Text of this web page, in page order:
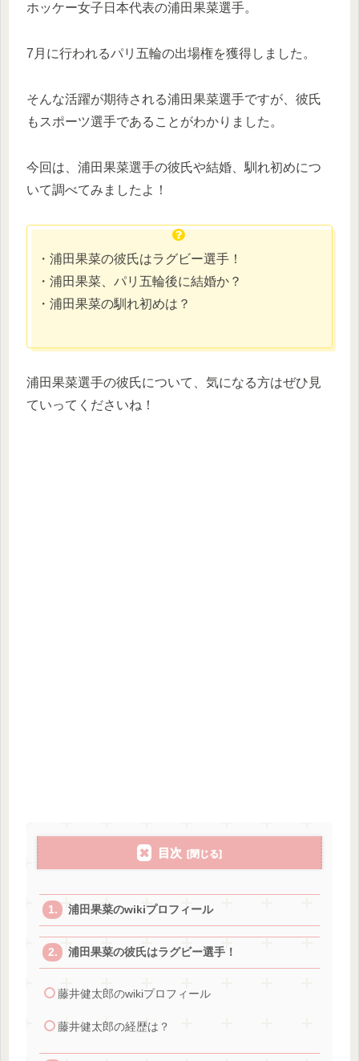
ホッケー女子日本代表の浦田果菜選手。
7月に行われるパリ五輪の出場権を獲得しました。
そんな活躍が期待される浦田果菜選手ですが、彼氏
もスポーツ選手であることがわかりました。
今回は、浦田果菜選手の彼氏や結婚、馴れ初めにつ
いて調べてみましたよ！
・浦田果菜の彼氏はラグビー選手！
・浦田果菜、パリ五輪後に結婚か？
・浦田果菜の馴れ初めは？
浦田果菜選手の彼氏について、気になる方はぜひ見
ていってくださいね！
目次
浦田果菜のwikiプロフィール
浦田果菜の彼氏はラグビー選手！
藤井健太郎のwikiプロフィール
藤井健太郎の経歴は？